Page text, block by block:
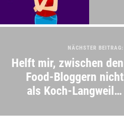
NÄCHSTER BEITRAG:
Helft mir, zwischen den
Food-Bloggern nicht
als Koch-Langweiler